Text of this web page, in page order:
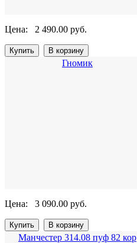
Цена: 2 490.00 руб.
Гномик
Цена: 3 090.00 руб.
Манчестер 314.08 пуф 82 кор